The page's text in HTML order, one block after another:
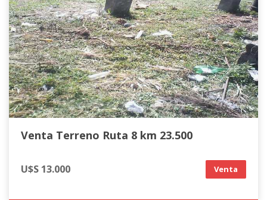
Venta Terreno Ruta 8 km 23.500
U$S 13.000 Venta